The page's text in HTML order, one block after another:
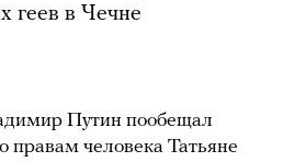
геев в Чечне
Путин пообещал
правам человека Татьяне